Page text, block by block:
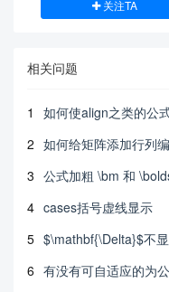
关注TA
相关问题
1
如何使align之类的公
2 如何给矩阵添加行列
3 公式加粗 \bm 和
4 cases括号虚线显示
5 $\mathbf{\Delta}$不
6 有没有可自适应的为